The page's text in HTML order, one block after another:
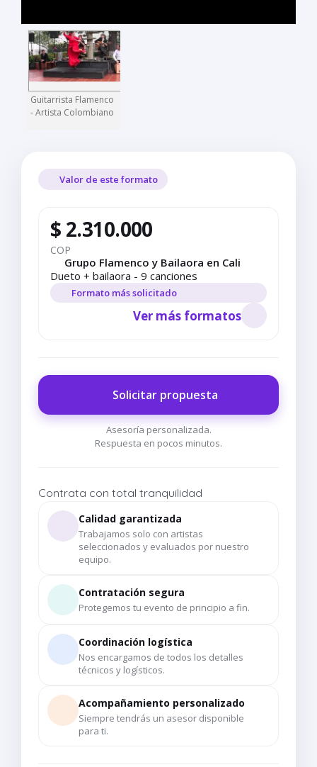
Guitarrista Flamenco
- Artista Colombiano
Valor de este formato
$ 2.310.000
COP
Grupo Flamenco y Bailaora en Cali
Dueto + bailaora - 9 canciones
Formato más solicitado
Ver más formatos
Solicitar propuesta
Asesoría personalizada.
Respuesta en pocos minutos.
Contrata con total tranquilidad
Calidad garantizada
Trabajamos solo con artistas
seleccionados y evaluados por nuestro
equipo.
Contratación segura
Protegemos tu evento de principio a fin.
Coordinación logística
Nos encargamos de todos los detalles
técnicos y logísticos.
Acompañamiento personalizado
Siempre tendrás un asesor disponible
para ti.